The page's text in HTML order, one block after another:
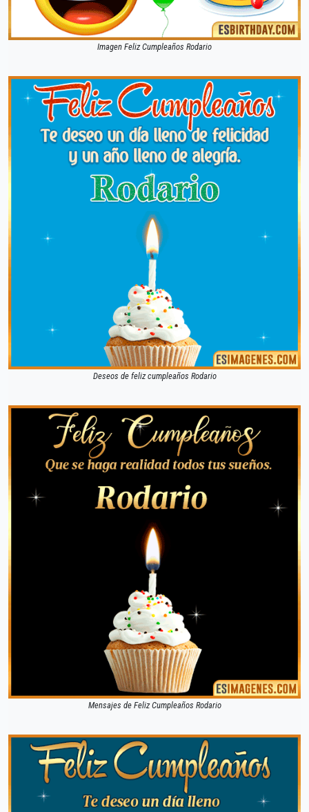
Imagen Feliz Cumpleaños Rodario
Deseos de feliz cumpleaños Rodario
Mensajes de Feliz Cumpleaños Rodario